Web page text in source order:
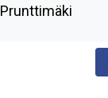
Prunttimäki